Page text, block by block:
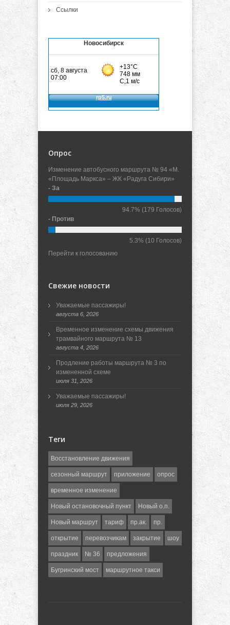
Ссылки
Новосибирск
Опрос
Изменение автобусного маршрута № 94 «М.
«Площадь Маркса» – ЖК «Радуга Сибири»
- За
94.7% (179 Голосов)
- Против
5.3% (10 Голосов)
Перейти к голосованию
Свежие новости
Уважаемые пассажиры!
августа 6, 2026
Временное изменение схемы движения
трамвайного маршрута № 13
августа 4, 2026
Продление работы маршрута № 3 по
измененной схеме
июля 31, 2026
Уважаемые пассажиры!
июля 29, 2026
Теги
Восстановление движения
сезонный маршрут приложение опрос
временное изменение
Новый остановочный пункт Новый о.п.
Новый маршрут тариф пр.ак. пр.
открытие перевозчикам закрытие шоу
праздник № 36 предложения
Бугринский мост маршрутное такси